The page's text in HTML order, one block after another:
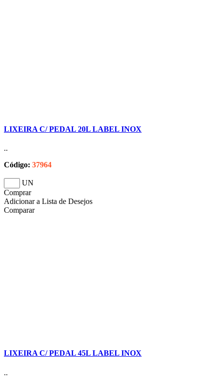
LIXEIRA C/ PEDAL 20L LABEL INOX
..
Código: 37964
UN
Comprar
Adicionar a Lista de Desejos
Comparar
LIXEIRA C/ PEDAL 45L LABEL INOX
..